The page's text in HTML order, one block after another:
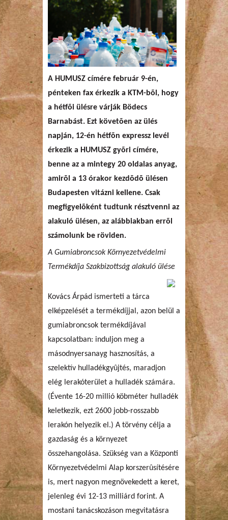
A HUMUSZ címére február 9-én,
pénteken fax érkezik a KTM-bõl, hogy
a hétfõi ülésre várják Bödecs
Barnabást. Ezt követõen az ülés
napján, 12-én hétfõn expressz levél
érkezik a HUMUSZ gyõri címére,
benne az a mintegy 20 oldalas anyag,
amirõl a 13 órakor kezdõdõ ülésen
Budapesten vitázni kellene. Csak
megfigyelõként tudtunk résztvenni az
alakuló ülésen, az alábbiakban errõl
számolunk be röviden.
A Gumiabroncsok Környezetvédelmi
Termékdíja Szakbizottság alakuló ülése
Kovács Árpád ismerteti a tárca
elképzelését a termékdíjjal, azon belül a
gumiabroncsok termékdíjával
kapcsolatban: induljon meg a
másodnyersanayg hasznosítás, a
szelektív hulladékgyûjtés, maradjon
elég lerakóterület a hulladék számára.
(Évente 16-20 millió köbméter hulladék
keletkezik, ezt 2600 jobb-rosszabb
lerakón helyezik el.) A törvény célja a
gazdaság és a környezet
összehangolása. Szükség van a Központi
Környezetvédelmi Alap korszerûsítésére
is, mert nagyon megnövekedett a keret,
jelenleg évi 12-13 milliárd forint. A
mostani tanácskozáson megvitatásra